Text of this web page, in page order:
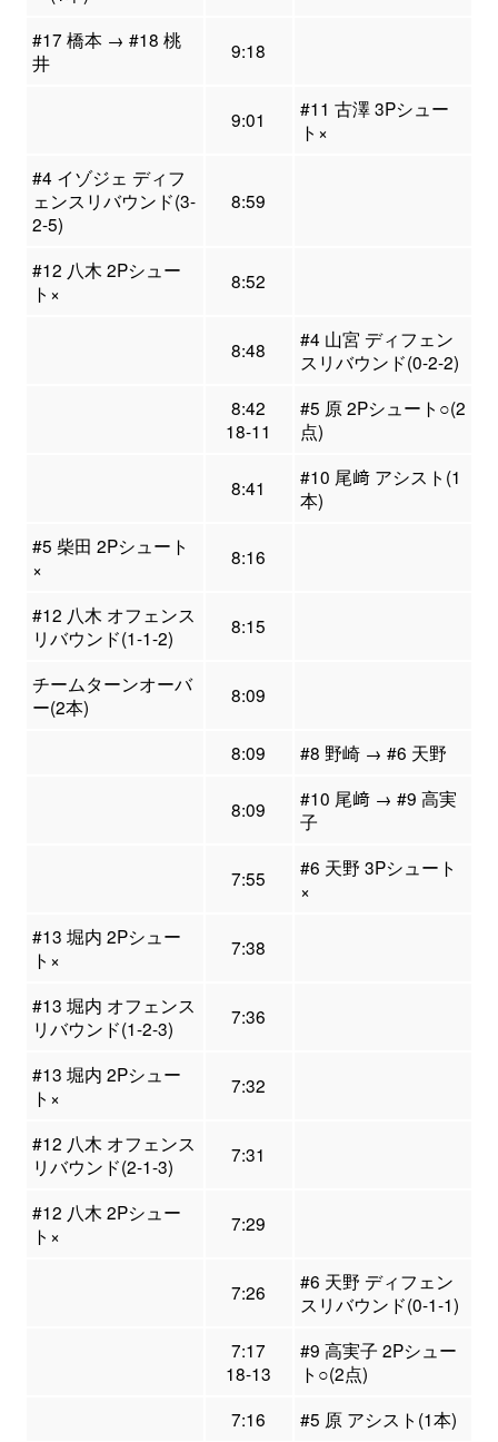
#17 橋本 → #18 桃
井
9:18
9:01
#11 古澤 3Pシュー
ト×
#4 イゾジェ ディフ
ェンスリバウンド(3-
2-5)
8:59
#12 八木 2Pシュー
ト×
8:52
8:48
#4 山宮 ディフェン
スリバウンド(0-2-2)
8:42
18-11
#5 原 2Pシュート○(2
点)
8:41
#10 尾﨑 アシスト(1
本)
#5 柴田 2Pシュート
×
8:16
#12 八木 オフェンス
リバウンド(1-1-2)
8:15
チームターンオーバ
ー(2本)
8:09
8:09 #8 野崎 → #6 天野
8:09
#10 尾﨑 → #9 高実
子
7:55
#6 天野 3Pシュート
×
#13 堀内 2Pシュー
ト×
7:38
#13 堀内 オフェンス
リバウンド(1-2-3)
7:36
#13 堀内 2Pシュー
ト×
7:32
#12 八木 オフェンス
リバウンド(2-1-3)
7:31
#12 八木 2Pシュー
ト×
7:29
7:26
#6 天野 ディフェン
スリバウンド(0-1-1)
7:17
18-13
#9 高実子 2Pシュー
ト○(2点)
7:16
#5 原 アシスト(1本)